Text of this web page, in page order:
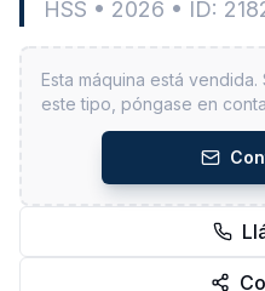
HSS • 2026 • ID:
Esta máquina está
este tipo, póngase en